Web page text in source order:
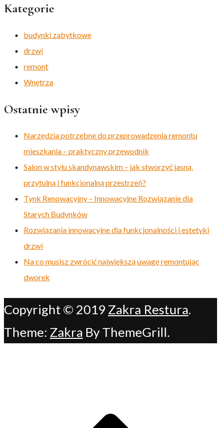
Kategorie
budynki zabytkowe
drzwi
remont
Wnętrza
Ostatnie wpisy
Narzędzia potrzebne do przeprowadzenia remontu
mieszkania – praktyczny przewodnik
Salon w stylu skandynawskim – jak stworzyć jasną,
przytulną i funkcjonalną przestrzeń?
Tynk Renowacyjny – Innowacyjne Rozwiązanie dla
Starych Budynków
Rozwiązania innowacyjne dla funkcjonalności i estetyki
drzwi
Na co musisz zwrócić największą uwagę remontując
dworek
Copyright © 2019 Zakra Restura.
Theme: Zakra By ThemeGrill.